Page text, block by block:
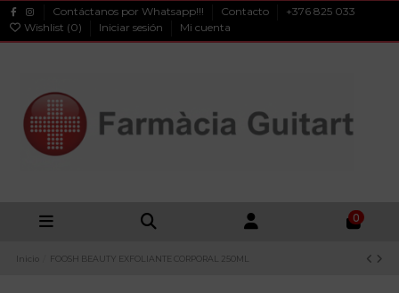
Contáctanos por Whatsapp!!! Contacto
+376 825 033
Wishlist (0) Iniciar sesión Mi cuenta
0
Inicio FOOSH BEAUTY EXFOLIANTE CORPORAL 250ML